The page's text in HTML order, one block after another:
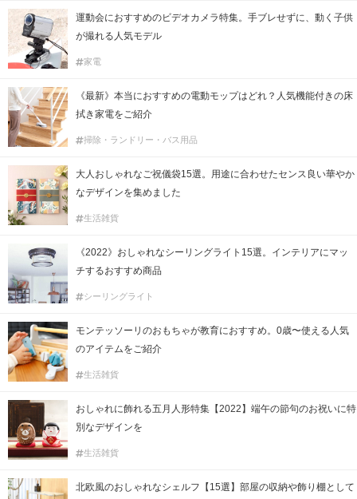
運動会におすすめのビデオカメラ特集。手ブレせずに、動く子供
が撮れる人気モデル
家電
《最新》本当におすすめの電動モップはどれ？人気機能付きの床
拭き家電をご紹介
掃除・ランドリー・バス用品
大人おしゃれなご祝儀袋15選。用途に合わせたセンス良い華やか
なデザインを集めました
生活雑貨
《2022》おしゃれなシーリングライト15選。インテリアにマッ
チするおすすめ商品
シーリングライト
モンテッソーリのおもちゃが教育におすすめ。0歳〜使える人気
のアイテムをご紹介
生活雑貨
おしゃれに飾れる五月人形特集【2022】端午の節句のお祝いに特
別なデザインを
生活雑貨
北欧風のおしゃれなシェルフ【15選】部屋の収納や飾り棚として